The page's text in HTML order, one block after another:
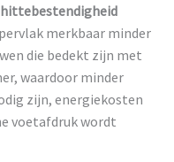
hittebestendigheid
merkbaar minder
die bedekt zijn met
waardoor minder
zijn, energiekosten
voetafdruk wordt